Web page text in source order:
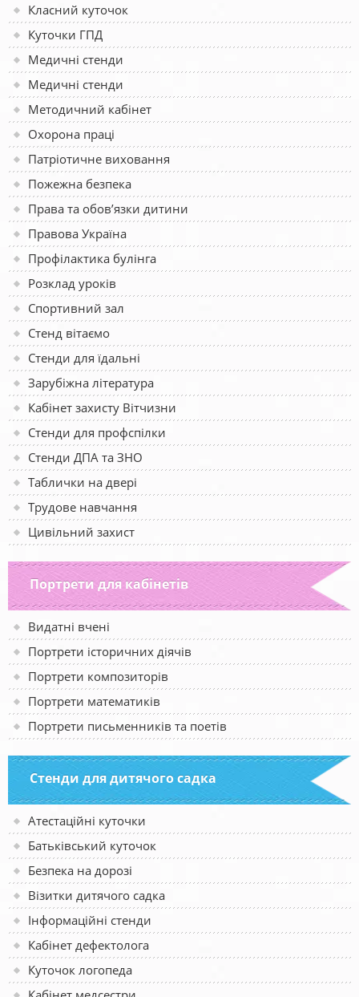
Класний куточок
Куточки ГПД
Медичні стенди
Медичні стенди
Методичний кабінет
Охорона праці
Патріотичне виховання
Пожежна безпека
Права та обов’язки дитини
Правова Україна
Профілактика булінга
Розклад уроків
Спортивний зал
Стенд вітаємо
Стенди для їдальні
Зарубіжна література
Кабінет захисту Вітчизни
Стенди для профспілки
Стенди ДПА та ЗНО
Таблички на двері
Трудове навчання
Цивільний захист
Портрети для кабінетів
Видатні вчені
Портрети історичних діячів
Портрети композиторів
Портрети математиків
Портрети письменників та поетів
Стенди для дитячого садка
Атестаційні куточки
Батьківський куточок
Безпека на дорозі
Візитки дитячого садка
Інформаційні стенди
Кабінет дефектолога
Куточок логопеда